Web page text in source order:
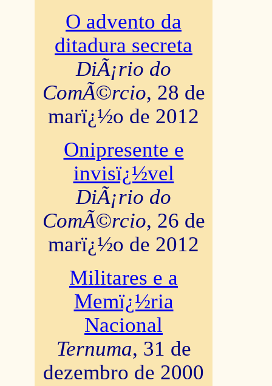
O advento da
ditadura secreta
DiÃ¡rio do
ComÃ©rcio, 28 de
marï¿½o de 2012
Onipresente e
invisï¿½vel
DiÃ¡rio do
ComÃ©rcio, 26 de
marï¿½o de 2012
Militares e a
Memï¿½ria
Nacional
Ternuma, 31 de
dezembro de 2000